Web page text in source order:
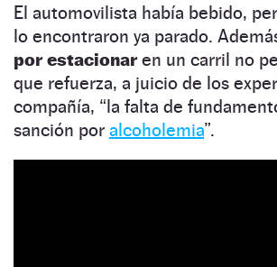
El automovilista había bebido,
lo encontraron ya parado.
por estacionaren un carril no
que refuerza, a juicio de los
compañía, “la falta de
sanción por alcoholemia”.